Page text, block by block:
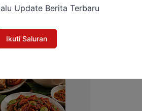
Update Berita Terbaru
Ikuti Saluran